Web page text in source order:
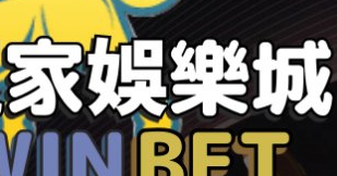
仍較疫情前低了110萬。 解析人
的42萬，更不及2021年代均增長
國員工平均時薪環比上升10美
上年12月以來最低的平均時薪同比
勁，錢幣政策仍有收緊空間。 A
出了空間。 國金證券以為，不